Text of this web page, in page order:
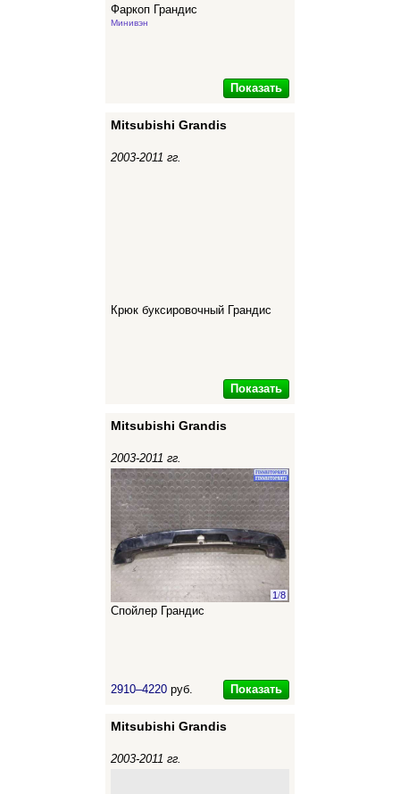
Фаркоп Грандис
Минивэн
Показать
Mitsubishi Grandis
2003-2011 гг.
Крюк буксировочный Грандис
Показать
Mitsubishi Grandis
2003-2011 гг.
1/8
Спойлер Грандис
2910–4220 руб. Показать
Mitsubishi Grandis
2003-2011 гг.